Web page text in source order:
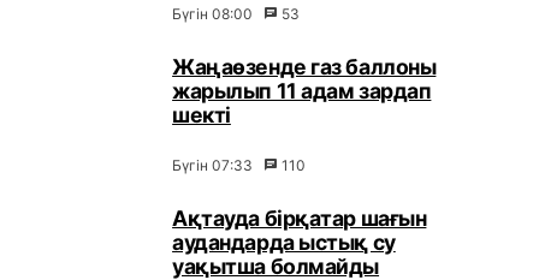
Бүгін 08:00 53
Жаңаөзенде газ баллоны
жарылып 11 адам зардап
шекті
Бүгін 07:33 110
Ақтауда бірқатар шағын
аудандарда ыстық су
уақытша болмайды